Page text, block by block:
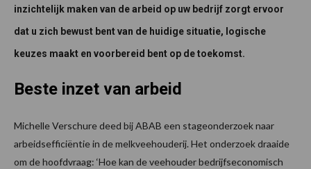
inzichtelijk maken van de arbeid op uw bedrijf zorgt ervoor
dat u zich bewust bent van de huidige situatie, logische
keuzes maakt en voorbereid bent op de toekomst.
Beste inzet van arbeid
Michelle Verschure deed bij ABAB een stageonderzoek naar
arbeidsefficiëntie in de melkveehouderij. Het onderzoek draaide
om de hoofdvraag: ‘Hoe kan de veehouder bedrijfseconomisch